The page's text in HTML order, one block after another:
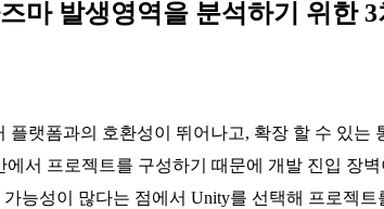
마 발생영역을 분석하기 위한 3
플랫폼과의 호환성이 뛰어나고, 확장 할 수 있는
에서 프로젝트를 구성하기 때문에 개발 진입 장
능성이 많다는 점에서 Unity를 선택해 프로젝